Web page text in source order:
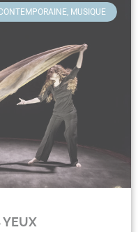
MUSIQUE
YEUX